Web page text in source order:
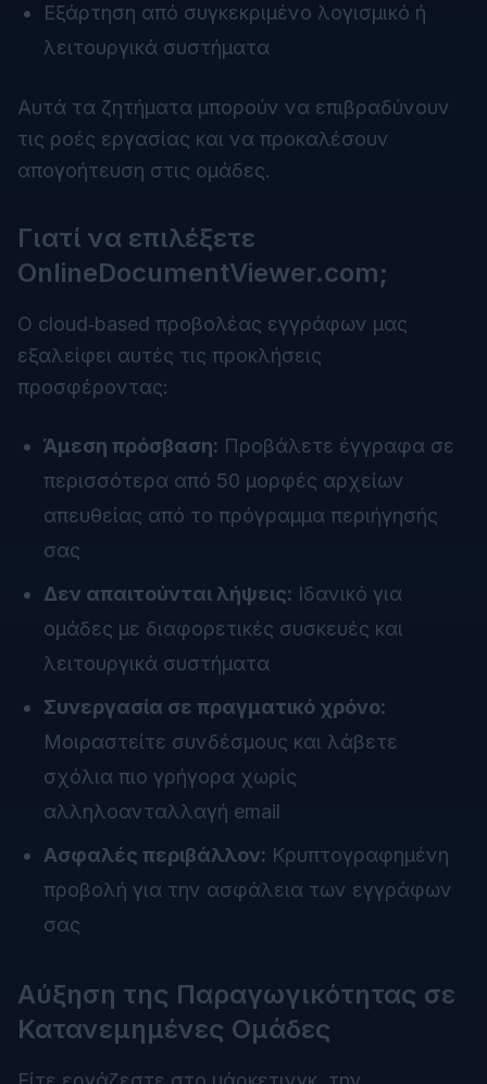
Εξάρτηση από συγκεκριμένο λογισμικό ή
λειτουργικά συστήματα
Αυτά τα ζητήματα μπορούν να επιβραδύνουν
τις ροές εργασίας και να προκαλέσουν
απογοήτευση στις ομάδες.
Γιατί να επιλέξετε
OnlineDocumentViewer.com;
Ο cloud‑based προβολέας εγγράφων μας
εξαλείφει αυτές τις προκλήσεις
προσφέροντας:
Άμεση πρόσβαση: Προβάλετε έγγραφα σε
περισσότερα από 50 μορφές αρχείων
απευθείας από το πρόγραμμα περιήγησής
σας
Δεν απαιτούνται λήψεις: Ιδανικό για
ομάδες με διαφορετικές συσκευές και
λειτουργικά συστήματα
Συνεργασία σε πραγματικό χρόνο:
Μοιραστείτε συνδέσμους και λάβετε
σχόλια πιο γρήγορα χωρίς
αλληλοανταλλαγή email
Ασφαλές περιβάλλον: Κρυπτογραφημένη
προβολή για την ασφάλεια των εγγράφων
σας
Αύξηση της Παραγωγικότητας σε
Κατανεμημένες Ομάδες